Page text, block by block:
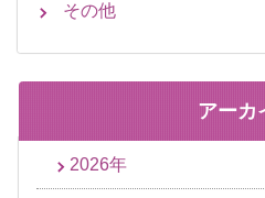
その他
アーカ
2026年